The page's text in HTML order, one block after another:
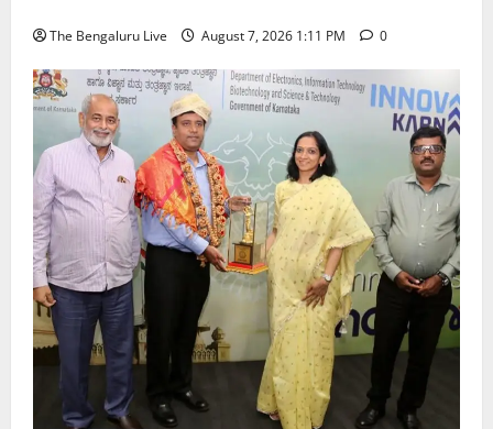
The Bengaluru Live August 7, 2026 1:11 PM 0